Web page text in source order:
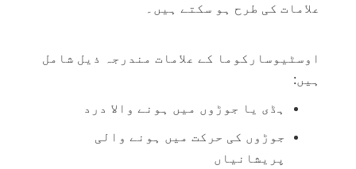
علامات کی طرح ہو سکتے ہیں۔
اوسٹیوسارکوما کے علامات مندرجہ ذیل شامل
ہیں:
ہڈی یا جوڑوں میں ہونے والا درد
جوڑوں کی حرکت میں ہونے والی
پریشانیاں